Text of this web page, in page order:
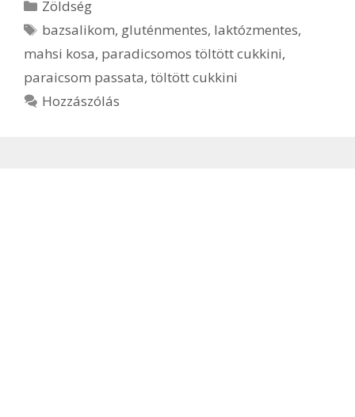
Zöldség
Címkék
bazsalikom, gluténmentes, laktózmentes,
mahsi kosa, paradicsomos töltött cukkini,
paraicsom passata, töltött cukkini
Hozzászólás